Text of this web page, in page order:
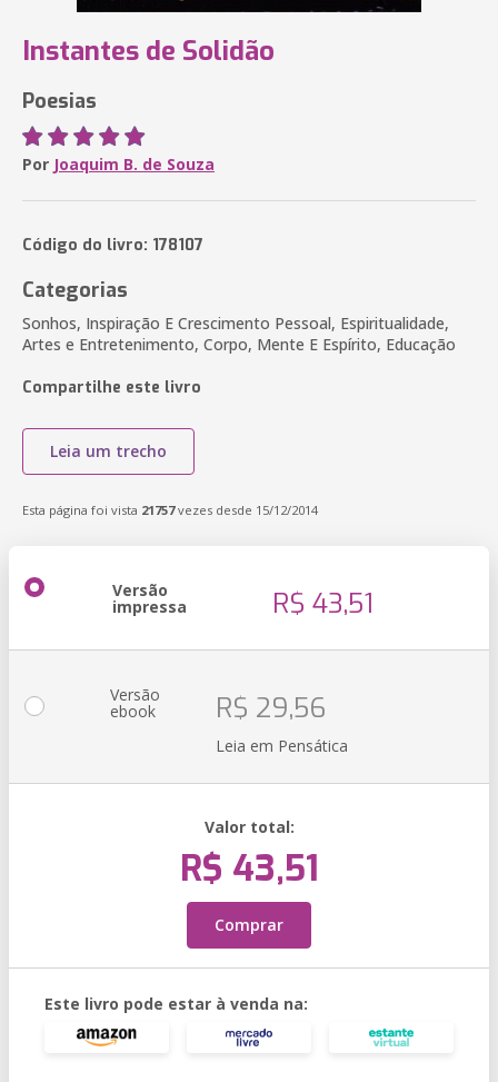
Instantes de Solidão
Poesias
Por Joaquim B. de Souza
Código do livro: 178107
Categorias
Sonhos, Inspiração E Crescimento Pessoal, Espiritualidade,
Artes e Entretenimento, Corpo, Mente E Espírito, Educação
Compartilhe este livro
Leia um trecho
Esta página foi vista 21757vezes desde 15/12/2014
Versão
impressa R$ 43,51
Versão
ebook R$ 29,56
Leia em Pensática
Valor total:
R$ 43,51
Comprar
Este livro pode estar à venda na: